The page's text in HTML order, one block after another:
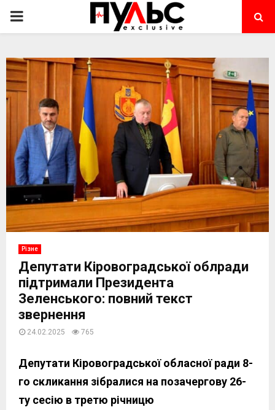
PRIMARY
Різне
Депутати Кіровоградської облради
підтримали Президента
Зеленського: повний текст
звернення
24.02.2025 765
Депутати Кіровоградської обласної ради 8-
го скликання зібралися на позачергову 26-
ту сесію в третю річницю